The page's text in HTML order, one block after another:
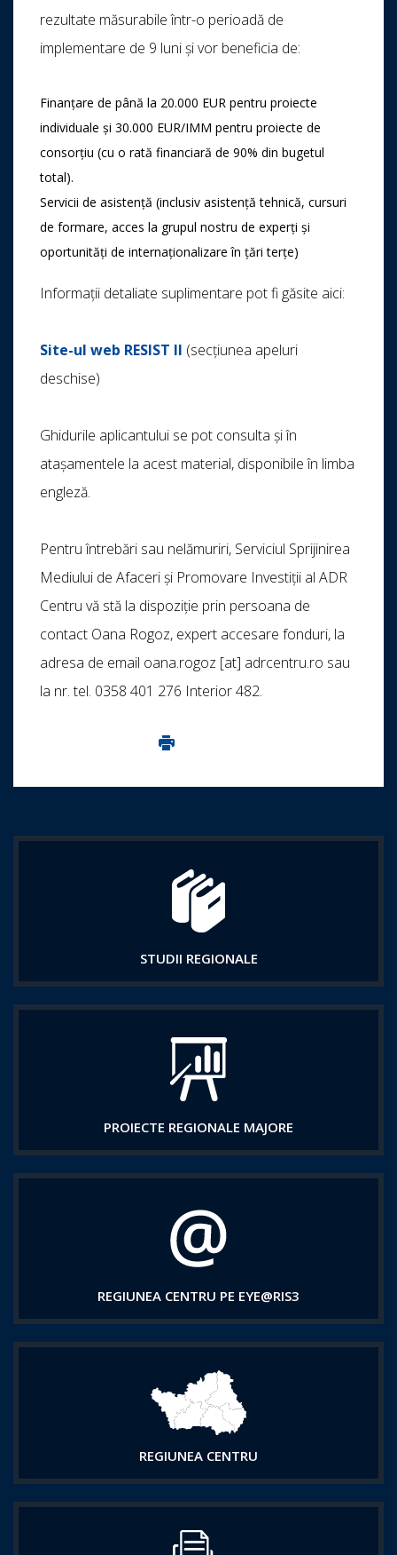
rezultate măsurabile într-o perioadă de
implementare de 9 luni și vor beneficia de:
Finanțare de până la 20.000 EUR pentru proiecte
individuale și 30.000 EUR/IMM pentru proiecte de
consorțiu (cu o rată financiară de 90% din bugetul
total).
Servicii de asistență (inclusiv asistență tehnică, cursuri
de formare, acces la grupul nostru de experți și
oportunități de internaționalizare în țări terțe)
Informații detaliate suplimentare pot fi găsite aici:
Site-ul web RESIST II (secțiunea apeluri
deschise)
Ghidurile aplicantului se pot consulta și în
atașamentele la acest material, disponibile în limba
engleză.
Pentru întrebări sau nelămuriri, Serviciul Sprijinirea
Mediului de Afaceri și Promovare Investiții al ADR
Centru vă stă la dispoziție prin persoana de
contact Oana Rogoz, expert accesare fonduri, la
adresa de email oana.rogoz [at] adrcentru.ro sau
la nr. tel. 0358 401 276 Interior 482.
Imprima aceasta pagina
STUDII REGIONALE
PROIECTE REGIONALE MAJORE
REGIUNEA CENTRU PE EYE@RIS3
REGIUNEA CENTRU